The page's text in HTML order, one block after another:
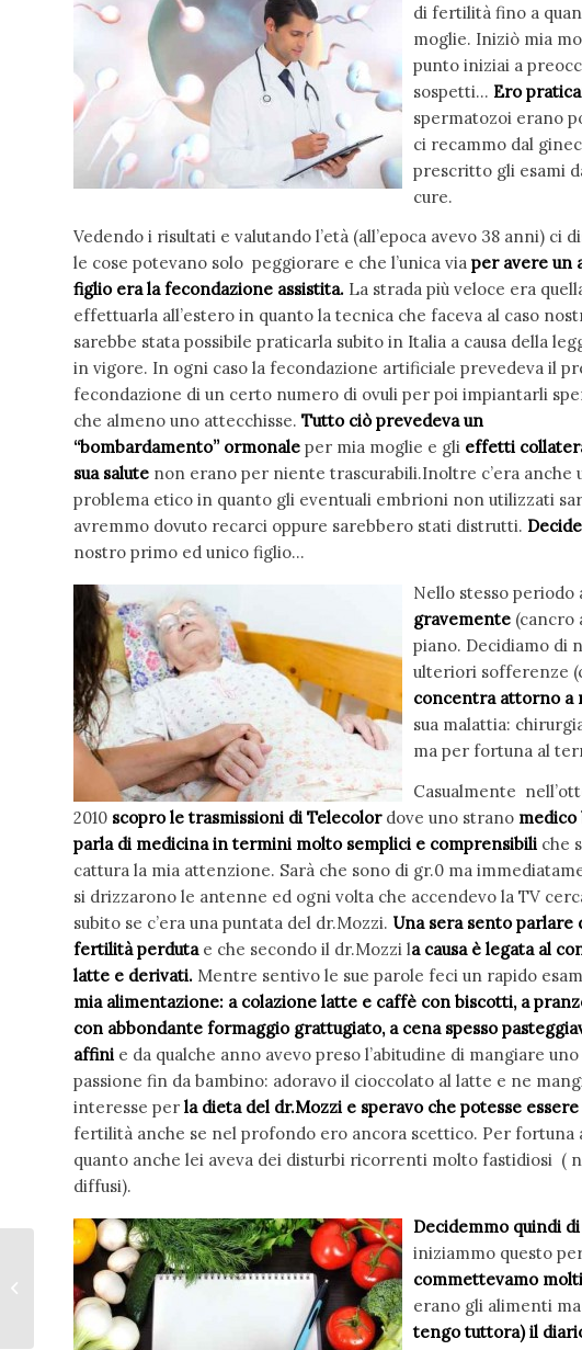
di fertilità fino a
moglie. Iniziò mia
punto iniziai a
sospetti… Ero
spermatozoi erano
ci recammo dal
prescritto gli esami
cure.
Vedendo i risultati e valutando l’età (all’epoca avevo 38 anni) ci
le cose potevano solo peggiorare e che l’unica via per avere un
figlio era la fecondazione assistita. La strada più veloce era
effettuarla all’estero in quanto la tecnica che faceva al caso
sarebbe stata possibile praticarla subito in Italia a causa della
in vigore. In ogni caso la fecondazione artificiale prevedeva il
fecondazione di un certo numero di ovuli per poi impiantarli
che almeno uno attecchisse. Tutto ciò prevedeva un
“bombardamento” ormonale per mia moglie e gli effetti
sua salute non erano per niente trascurabili.Inoltre c’era anche
problema etico in quanto gli eventuali embrioni non utilizzati
avremmo dovuto recarci oppure sarebbero stati distrutti.
nostro primo ed unico figlio…
Nello stesso periodo
gravemente (cancro
piano. Decidiamo di
ulteriori sofferenze
concentra attorno a
sua malattia:
ma per fortuna al
Casualmente
2010 scopro le trasmissioni di Telecolordove uno strano medico
parla di medicina in termini molto semplici e comprensibili che
cattura la mia attenzione. Sarà che sono di gr.0 ma
si drizzarono le antenne ed ogni volta che accendevo la TV
subito se c’era una puntata del dr.Mozzi. Una sera sento parlare
fertilità perdutae che secondo il dr.Mozzi la causa è legata al
latte e derivati. Mentre sentivo le sue parole feci un rapido
mia alimentazione: a colazione latte e caffè con biscotti, a
con abbondante formaggio grattugiato, a cena spesso
affini e da qualche anno avevo preso l’abitudine di mangiare
passione fin da bambino: adoravo il cioccolato al latte e ne
interesse per la dieta del dr.Mozzi e speravo che potesse
fertilità anche se nel profondo ero ancora scettico. Per fortuna
quanto anche lei aveva dei disturbi ricorrenti molto fastidiosi
diffusi).
Decidemmo quindi
iniziammo questo
commettevamo
erano gli alimenti
tengo tuttora) il
Alimentazione dei
gruppi sanguigni